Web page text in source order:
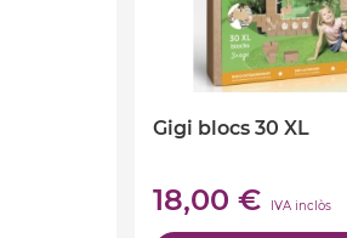
Gigi blocs 30 XL
18,00 € IVA inclòs